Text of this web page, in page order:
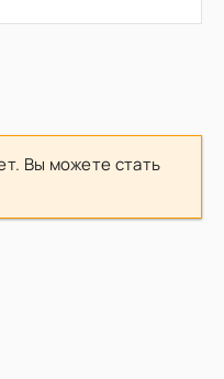
Вы можете стать